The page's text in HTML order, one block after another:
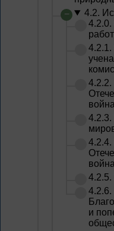
4.2.
4.2.1.
4.2.2.
4.2.4.
война
4.2.6.
и